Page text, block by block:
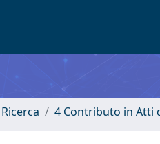
4 Contributo in Atti